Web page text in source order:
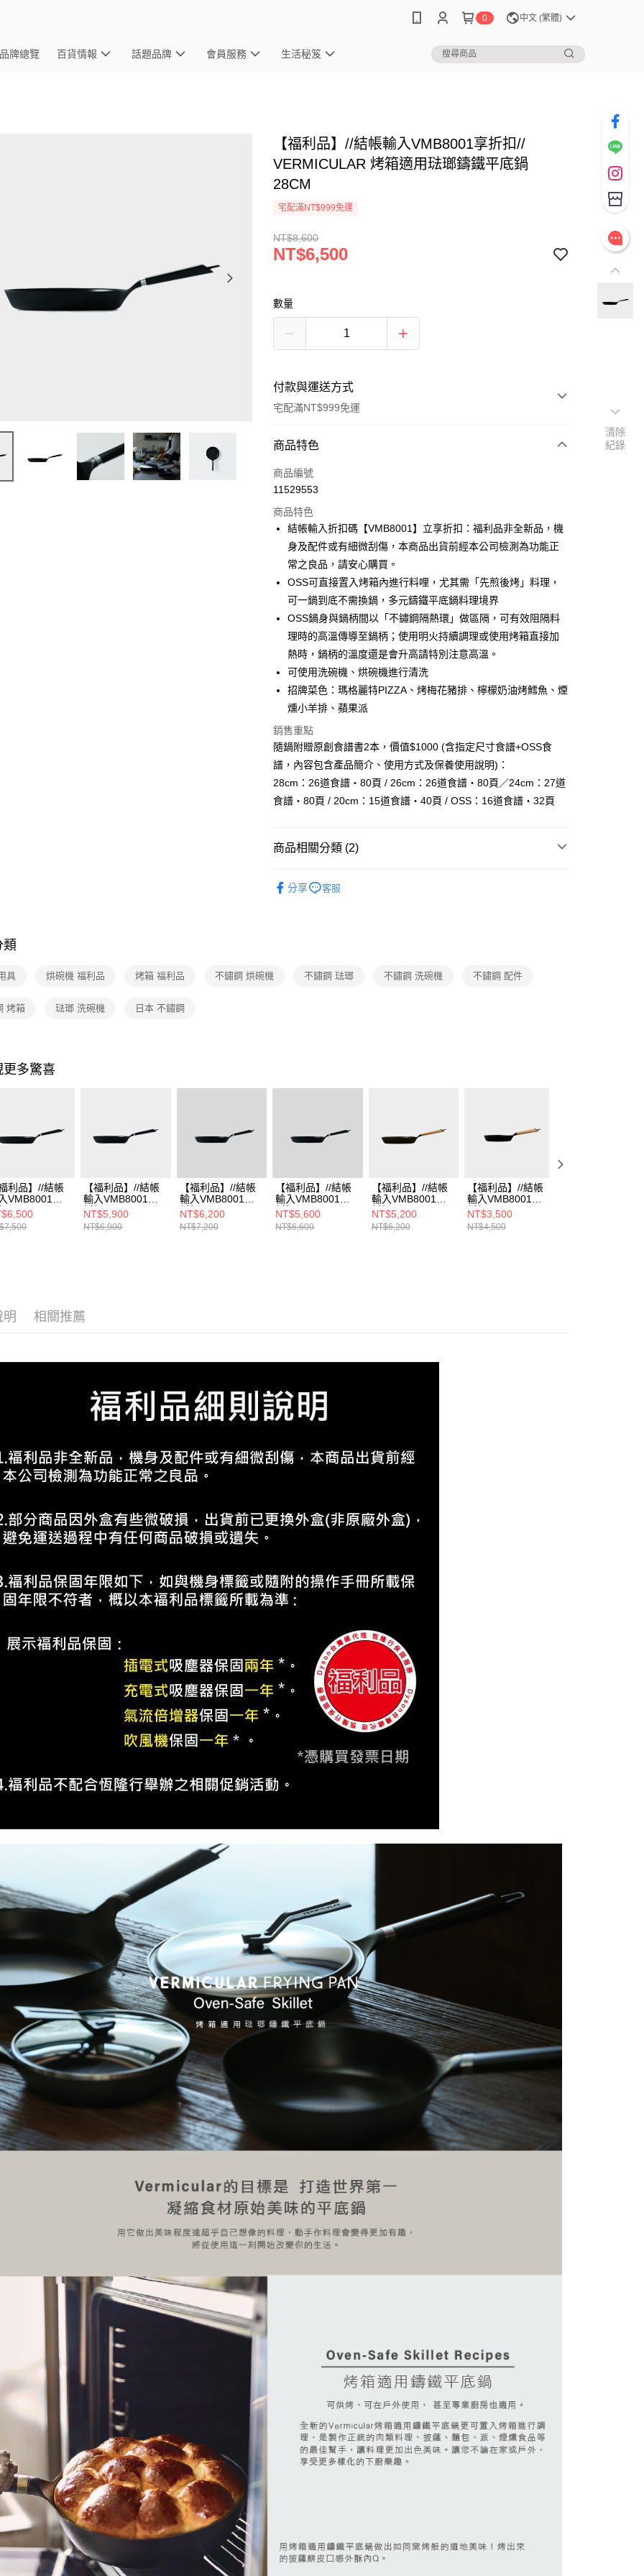
0 中文 (繁體)
品牌總覽 百貨情報 話題品牌 會員服務 生活秘笈
【福利品】//結帳輸入VMB8001享折扣//
VERMICULAR 烤箱適用琺瑯鑄鐵平底鍋
28CM
宅配滿NT$999免運
NT$8,600
NT$6,500
數量
付款與運送方式
宅配滿NT$999免運
付款方式
信用卡一次付款
3 期 0 利率 每期 21家銀行
合作金庫商業銀行
第一商業銀行
華南商業銀行
國泰世華商業銀行
兆豐國際商業銀行
臺灣中小企業銀行
台中商業銀行
匯豐（台灣）商業銀行
華泰商業銀行
聯邦商業銀行
遠東國際商業銀行
元大商業銀行
永豐商業銀行
台新國際商業銀行
台灣樂天信用卡公司
6 期 0 利率 每期NT$1,083 21家銀行
合作金庫商業銀行
華南商業銀行
彰化商業銀行
上海商業儲蓄銀行
台北富邦商業銀行
臺灣中小企業銀行
台中商業銀行
匯豐（台灣）商業銀行
華泰商業銀行
聯邦商業銀行
遠東國際商業銀行
元大商業銀行
玉山商業銀行
星展（台灣）商業銀行
台灣樂天信用卡公司
即享券
LINE Pay
Apple Pay
街口支付
Google Pay
ATM付款
運送方式
每筆NT$100，滿NT$999(含以上)免運費
免運費
商品特色
商品編號
11529553
商品特色
結帳輸入折扣碼【VMB8001】立享折扣：福利品非全新品，機
身及配件或有細微刮傷，本商品出貨前經本公司檢測為功能正
常之良品，請安心購買。
OSS可直接置入烤箱內進行料哩，尤其需「先煎後烤」料理，
可一鍋到底不需換鍋，多元鑄鐵平底鍋料理境界
OSS鍋身與鍋柄間以「不鏽鋼隔熱環」做區隔，可有效阻隔料
理時的高溫傳導至鍋柄；使用明火持續調理或使用烤箱直接加
熱時，鍋柄的溫度還是會升高請特別注意高溫。
可使用洗碗機、烘碗機進行清洗
招牌菜色：瑪格麗特PIZZA、烤梅花豬排、檸檬奶油烤鱈魚、煙
燻小羊排、蘋果派
銷售重點
隨鍋附贈原創食譜書2本，價值$1000 (含指定尺寸食譜+OSS食
譜，內容包含產品簡介、使用方式及保養使用說明)：
28cm：26道食譜・80頁 / 26cm：26道食譜・80頁／24cm：27道
食譜・80頁 / 20cm：15道食譜・40頁 / OSS：16道食譜・32頁
商品相關分類 (2)
分享 客服
類
具 烘碗機 福利品 烤箱 福利品 不鏽鋼 烘碗機 不鏽鋼 琺瑯 不鏽鋼 洗碗機 不鏽鋼 配件
烤箱 琺瑯 洗碗機 日本 不鏽鋼
更多驚喜
利品】//結帳
VMB8001享
//
烤
用琺瑯鑄鐵平
【福利品】//結帳
輸入VMB8001享
折扣//
VERMICULAR 烤
箱適用琺瑯鑄鐵平
NT$5,900
NT$6,900
【福利品】//結帳
輸入VMB8001享
折扣//
VERMICULAR 琺
瑯鑄鐵平底鍋
NT$6,200
NT$7,200
【福利品】//結帳
輸入VMB8001享
折扣//
VERMICULAR 琺
瑯鑄鐵平底鍋
NT$5,600
NT$6,600
【福利品】//結帳
輸入VMB8001享
折扣//
VERMICULAR 琺
瑯鑄鐵平底鍋
NT$5,200
NT$6,200
【福利品】//結帳
輸入VMB8001享
折扣//
VERMICULAR 琺
瑯鑄鐵平底鍋
NT$3,500
NT$4,500
明 相關推薦
清除
紀錄